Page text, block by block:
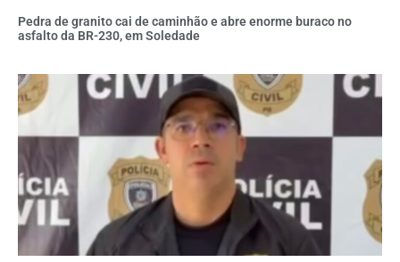
Pedra de granito cai de caminhão e abre enorme buraco no
asfalto da BR-230, em Soledade